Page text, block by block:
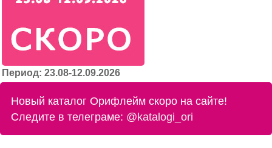
Период: 23.08-12.09.2026
Новый каталог Орифлейм скоро на сайте!
Следите в телеграме: @katalogi_ori